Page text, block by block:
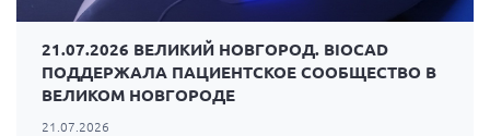
21.07.2026 ВЕЛИКИЙ НОВГОРОД. BIOCAD
ПОДДЕРЖАЛА ПАЦИЕНТСКОЕ СООБЩЕСТВО В
ВЕЛИКОМ НОВГОРОДЕ
21.07.2026